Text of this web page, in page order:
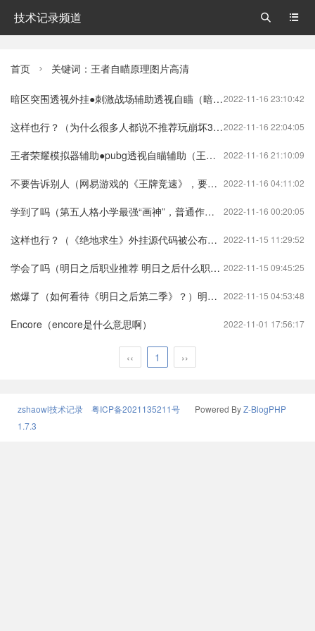
技术记录频道 

首页  关键词：王者自瞄原理图片高清
2022-11-16 23:10:42
暗区突围透视外挂●刺激战场辅助透视自瞄（暗区突围透视bug）
2022-11-16 22:04:05
这样也行？（为什么很多人都说不推荐玩崩坏3?）为什么很多人都说不推荐玩崩坏3了崩坏3
2022-11-16 21:10:09
王者荣耀模拟器辅助●pubg透视自瞄辅助（王者模拟器脚本）
2022-11-16 04:11:02
不要告诉别人（网易游戏的《王牌竞速》，要做的是竞速手游从没做到过的事情）王牌竞速是不是网易的王牌竞速
2022-11-16 00:20:05
学到了吗（第五人格小学最强“画神”，普通作业本神还原第五角色!）画画图片第五人格第五人格
2022-11-15 11:29:52
这样也行？（《绝地求生》外挂源代码被公布，或迎神仙大战时代？）绝地求生python源代码绝地求生
2022-11-15 09:45:25
学会了吗（明日之后职业推荐 明日之后什么职业好赚金条）明日之后哪个职业更赚金条?明日之后
2022-11-15 04:53:48
燃爆了（如何看待《明日之后第二季》？）明日之后和第二季有什么区别明日之后
2022-11-01 17:56:17
Encore（encore是什么意思啊）
‹‹ 1 ››
zshaowl技术记录 粤ICP备2021135211号 Powered ByZ-BlogPHP
1.7.3